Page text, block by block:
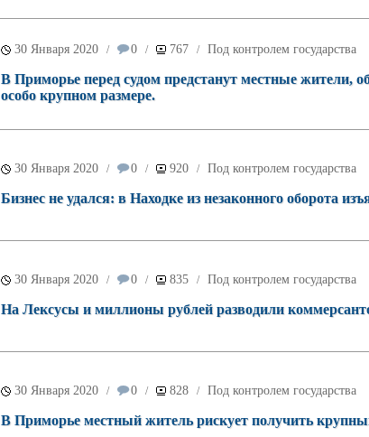
30 Января 2020 / 0 / 767 / Под контролем государства
В Приморье перед судом предстанут местные жители,
особо крупном размере.
30 Января 2020 / 0 / 920 / Под контролем государства
Бизнес не удался: в Находке из незаконного оборота
30 Января 2020 / 0 / 835 / Под контролем государства
На Лексусы и миллионы рублей разводили
30 Января 2020 / 0 / 828 / Под контролем государства
В Приморье местный житель рискует получить